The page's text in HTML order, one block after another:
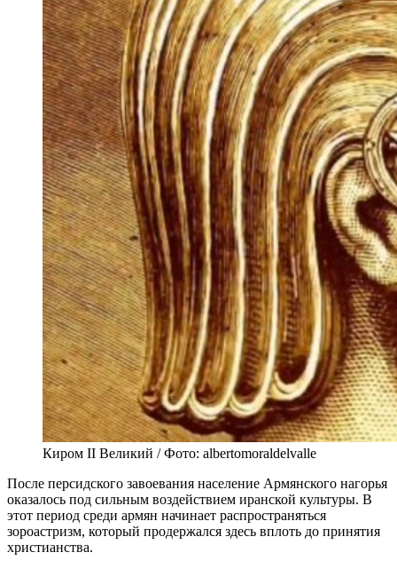
Киром II Великий / Фото: albertomoraldelvalle
После персидского завоевания население Армянского нагорья
оказалось под сильным воздействием иранской культуры. В
этот период среди армян начинает распространяться
зороастризм, который продержался здесь вплоть до принятия
христианства.